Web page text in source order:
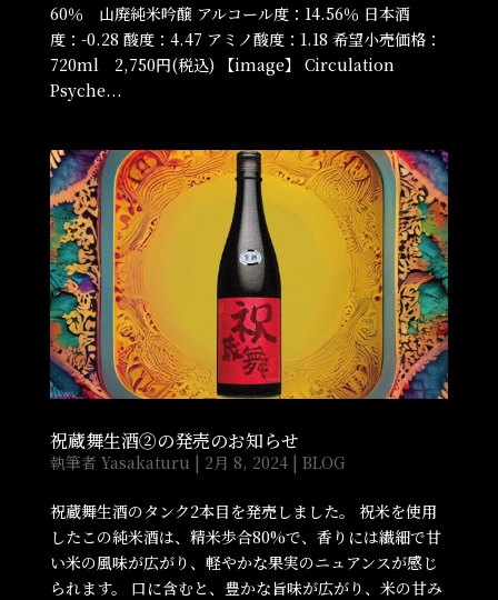
60％ 山廃純米吟醸 アルコール度：14.56％ 日本酒
度：-0.28 酸度：4.47 アミノ酸度：1.18 希望小売価格：
720ml 2,750円(税込) 【image】 Circulation
Psyche...
祝蔵舞生酒②の発売のお知らせ
執筆者 Yasakaturu | 2月 8, 2024| BLOG
祝蔵舞生酒のタンク2本目を発売しました。 祝米を使用
したこの純米酒は、精米歩合80%で、香りには繊細で甘
い米の風味が広がり、軽やかな果実のニュアンスが感じ
られます。 口に含むと、豊かな旨味が広がり、米の甘み